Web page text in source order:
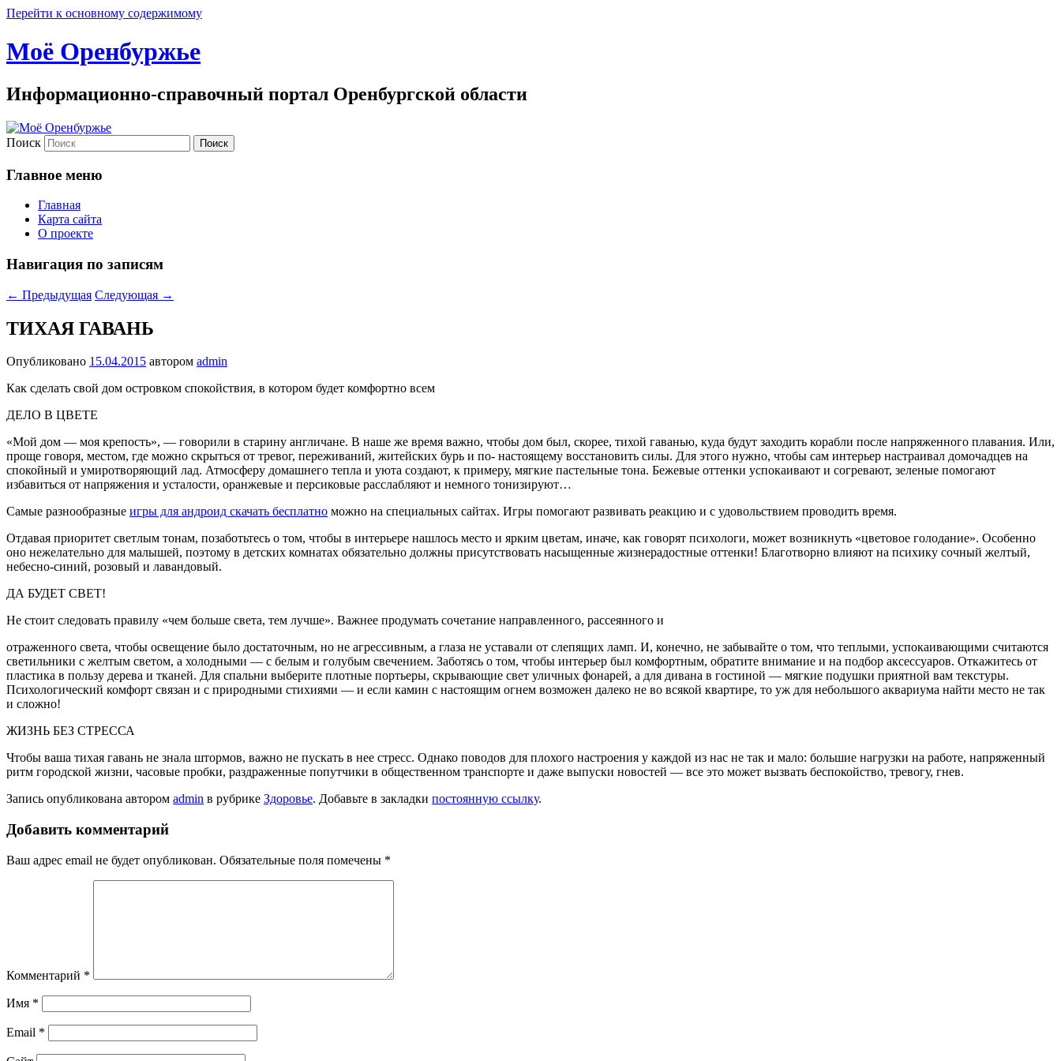
Перейти к основному содержимому
Моё Оренбуржье
Информационно-справочный портал Оренбургской области
Поиск
Главное меню
Главная
Карта сайта
О проекте
Навигация по записям
← Предыдущая Следующая →
ТИХАЯ ГАВАНЬ
Опубликовано 15.04.2015 автором admin
Как сделать свой дом островком спокойствия, в котором будет комфортно всем
ДЕЛО В ЦВЕТЕ
«Мой дом — моя крепость», — говорили в старину англичане. В наше же время важно, чтобы дом был, скорее, тихой гаванью, куда будут заходить корабли по­сле напряженного плавания. Или,
проще говоря, местом, где можно скрыться от тревог, пере­живаний, житейских бурь и по- настоящему восстановить силы. Для этого нужно, чтобы сам ин­терьер настраивал домочадцев на
спокойный и умиротворяю­щий лад. Атмосферу домашне­го тепла и уюта создают, к при­меру, мягкие пастельные тона. Бежевые оттенки успокаивают и согревают, зеленые помогают
избавиться от напряжения и усталости, оранжевые и перси­ковые расслабляют и немного тонизируют…
Самые разнообразные игры для андроид скачать бесплатно можно на специальных сайтах. Игры помогают развивать реакцию и с удовольствием проводить время.
Отдавая приоритет светлым то­нам, позаботьтесь о том, чтобы в интерьере нашлось место и ярким цветам, иначе, как гово­рят психологи, может возник­нуть «цветовое голодание». Особенно
оно нежелательно для малышей, поэтому в детских комнатах обязательно должны присутствовать насыщенные жизнерадостные оттенки! Бла­готворно влияют на психику соч­ный желтый,
небесно-синий, ро­зовый и лавандовый.
ДА БУДЕТ СВЕТ!
Не стоит следовать правилу «чем больше света, тем лучше». Важнее продумать сочетание направленного, рассеянного и
отраженного света, чтобы ос­вещение было достаточным, но не агрессивным, а глаза не уставали от слепящих ламп. И, конечно, не забывайте о том, что теплыми, успокаивающими считаются
светильники с жел­тым светом, а холодными — с белым и голубым свечением. Заботясь о том, чтобы интерьер был комфортным, обратите вни­мание и на подбор аксессуаров. Откажитесь от
пластика в поль­зу дерева и тканей. Для спальни выберите плотные портьеры, скрывающие свет уличных фо­нарей, а для дивана в гости­ной — мягкие подушки приятной вам текстуры.
Психологический комфорт связан и с природны­ми стихиями — и если камин с настоящим огнем возможен далеко не во всякой квартире, то уж для небольшого аквариу­ма найти место не так
и сложно!
ЖИЗНЬ БЕЗ СТРЕССА
Чтобы ваша тихая гавань не знала штормов, важно не пу­скать в нее стресс. Однако по­водов для плохого настроения у каждой из нас не так и мало: большие нагрузки на работе, напряженный
ритм городской жизни, часовые пробки, раздра­женные попутчики в обществен­ном транспорте и даже выпуски новостей — все это может вы­звать беспокойство, тревогу, гнев.
Запись опубликована автором admin в рубрике Здоровье. Добавьте в закладки постоянную ссылку.
Добавить комментарий
Ваш адрес email не будет опубликован. Обязательные поля помечены *
Комментарий *
Имя *
Email *